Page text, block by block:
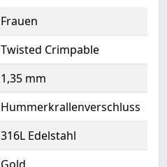
Frauen
Twisted Crimpable
1,35 mm
Hummerkrallenverschluss
316L Edelstahl
Gold